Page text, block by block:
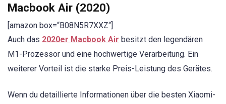
Macbook Air (2020)
[amazon box=“B08N5R7XXZ“]
Auch das 2020er Macbook Air besitzt den legendären
M1-Prozessor und eine hochwertige Verarbeitung. Ein
weiterer Vorteil ist die starke Preis-Leistung des Gerätes.
Wenn du detaillierte Informationen über die besten Xiaomi-